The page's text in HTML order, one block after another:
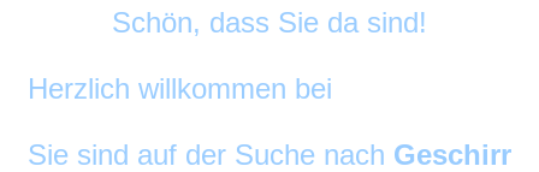
Schön, dass Sie da sind!
Herzlich willkommen bei
Sie sind auf der Suche nach Geschirr